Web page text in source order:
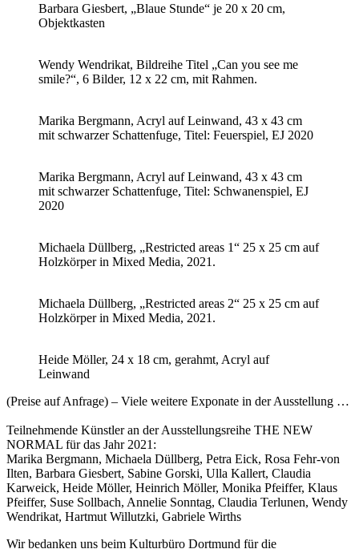
Barbara Giesbert, „Blaue Stunde“ je 20 x 20 cm,
Objektkasten
Wendy Wendrikat, Bildreihe Titel „Can you see me
smile?“, 6 Bilder, 12 x 22 cm, mit Rahmen.
Marika Bergmann, Acryl auf Leinwand, 43 x 43 cm
mit schwarzer Schattenfuge, Titel: Feuerspiel, EJ 2020
Marika Bergmann, Acryl auf Leinwand, 43 x 43 cm
mit schwarzer Schattenfuge, Titel: Schwanenspiel, EJ
2020
Michaela Düllberg, „Restricted areas 1“ 25 x 25 cm auf
Holzkörper in Mixed Media, 2021.
Michaela Düllberg, „Restricted areas 2“ 25 x 25 cm auf
Holzkörper in Mixed Media, 2021.
Heide Möller, 24 x 18 cm, gerahmt, Acryl auf
Leinwand
(Preise auf Anfrage) – Viele weitere Exponate in der Ausstellung …
Teilnehmende Künstler an der Ausstellungsreihe THE NEW
NORMAL für das Jahr 2021:
Marika Bergmann, Michaela Düllberg, Petra Eick, Rosa Fehr-von
Ilten, Barbara Giesbert, Sabine Gorski, Ulla Kallert, Claudia
Karweick, Heide Möller, Heinrich Möller, Monika Pfeiffer, Klaus
Pfeiffer, Suse Sollbach, Annelie Sonntag, Claudia Terlunen, Wendy
Wendrikat, Hartmut Willutzki, Gabriele Wirths
Wir bedanken uns beim Kulturbüro Dortmund für die